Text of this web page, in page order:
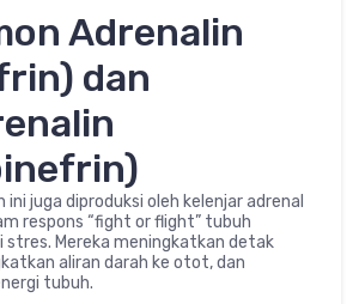
Adrenalin
dan
juga diproduksi oleh kelenjar adrenal
respons “fight or flight” tubuh
stres. Mereka meningkatkan detak
aliran darah ke otot, dan
tubuh.